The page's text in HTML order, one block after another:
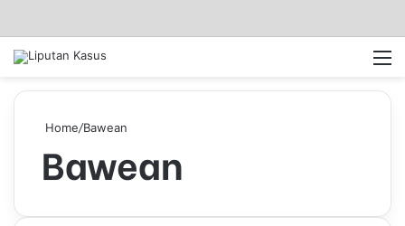
Home/Bawean
Bawean